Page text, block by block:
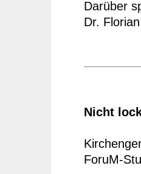
Darüber
Dr.
Nicht
ForuM-